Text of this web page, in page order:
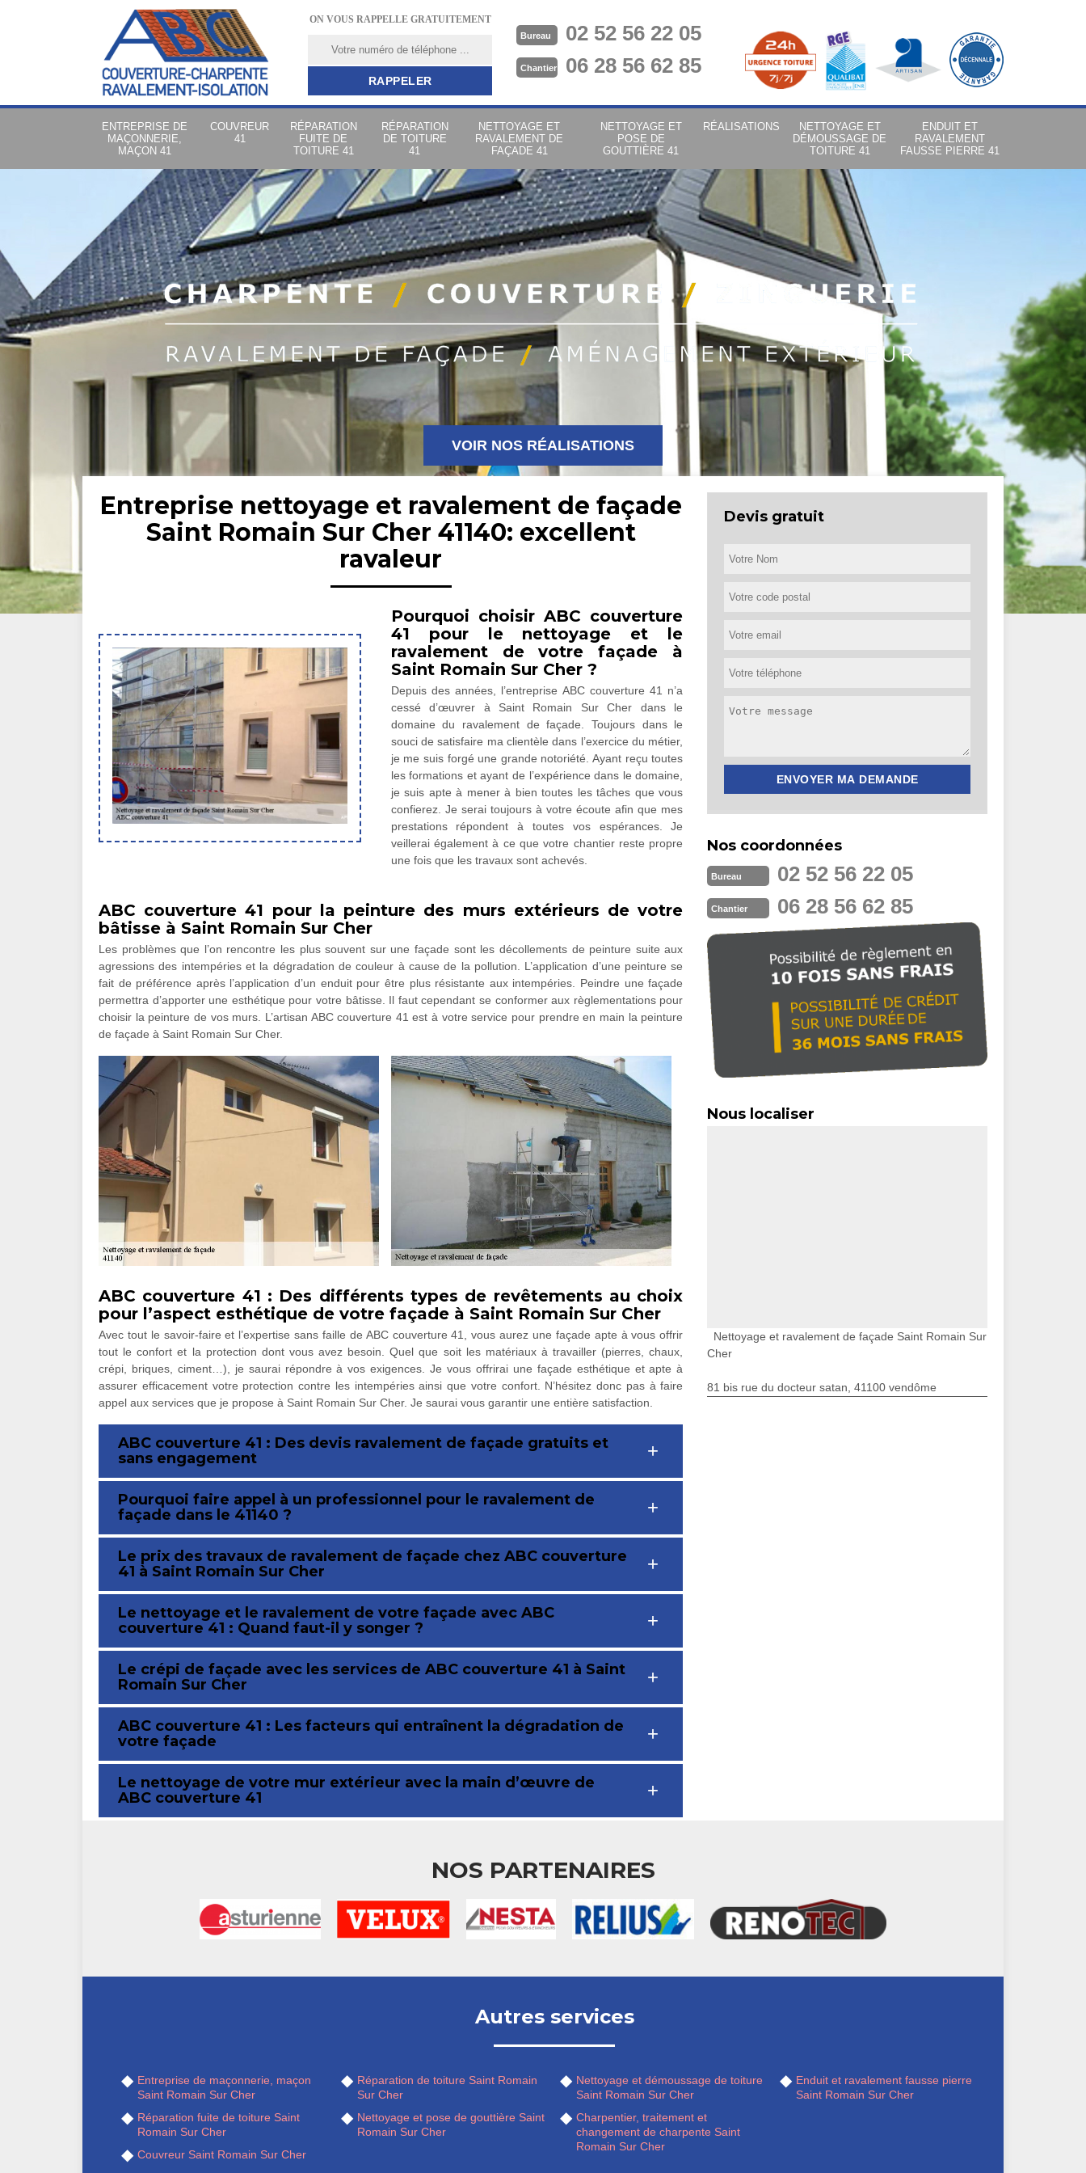
ON VOUS RAPPELLE GRATUITEMENT
Bureau 02 52 56 22 05
Chantier 06 28 56 62 85
ENTREPRISE DE
MAÇONNERIE,
MAÇON 41
COUVREUR
41
RÉPARATION
FUITE DE
TOITURE 41
RÉPARATION
DE TOITURE
41
NETTOYAGE ET
RAVALEMENT DE
FAÇADE 41
NETTOYAGE ET
POSE DE
GOUTTIÈRE 41
RÉALISATIONS
NETTOYAGE ET
DÉMOUSSAGE DE
TOITURE 41
ENDUIT ET
RAVALEMENT
FAUSSE PIERRE 41
VOIR NOS RÉALISATIONS
Entreprise nettoyage et ravalement de façade
Saint Romain Sur Cher 41140: excellent
ravaleur
Pourquoi choisir ABC couverture
41 pour le nettoyage et le
ravalement de votre façade à
Saint Romain Sur Cher ?
Depuis des années, l’entreprise ABC couverture 41 n’a
cessé d’œuvrer à Saint Romain Sur Cher dans le
domaine du ravalement de façade. Toujours dans le
souci de satisfaire ma clientèle dans l’exercice du métier,
je me suis forgé une grande notoriété. Ayant reçu toutes
les formations et ayant de l’expérience dans le domaine,
je suis apte à mener à bien toutes les tâches que vous
confierez. Je serai toujours à votre écoute afin que mes
prestations répondent à toutes vos espérances. Je
veillerai également à ce que votre chantier reste propre
une fois que les travaux sont achevés.
ABC couverture 41 pour la peinture des murs extérieurs de votre
bâtisse à Saint Romain Sur Cher
Les problèmes que l’on rencontre les plus souvent sur une façade sont les décollements de peinture suite aux
agressions des intempéries et la dégradation de couleur à cause de la pollution. L’application d’une peinture se
fait de préférence après l’application d’un enduit pour être plus résistante aux intempéries. Peindre une façade
permettra d’apporter une esthétique pour votre bâtisse. Il faut cependant se conformer aux règlementations pour
choisir la peinture de vos murs. L’artisan ABC couverture 41 est à votre service pour prendre en main la peinture
de façade à Saint Romain Sur Cher.
ABC couverture 41 : Des différents types de revêtements au choix
pour l’aspect esthétique de votre façade à Saint Romain Sur Cher
Avec tout le savoir-faire et l’expertise sans faille de ABC couverture 41, vous aurez une façade apte à vous offrir
tout le confort et la protection dont vous avez besoin. Quel que soit les matériaux à travailler (pierres, chaux,
crépi, briques, ciment…), je saurai répondre à vos exigences. Je vous offrirai une façade esthétique et apte à
assurer efficacement votre protection contre les intempéries ainsi que votre confort. N’hésitez donc pas à faire
appel aux services que je propose à Saint Romain Sur Cher. Je saurai vous garantir une entière satisfaction.
ABC couverture 41 : Des devis ravalement de façade gratuits et
sans engagement
Pourquoi faire appel à un professionnel pour le ravalement de
façade dans le 41140 ?
Le prix des travaux de ravalement de façade chez ABC couverture
41 à Saint Romain Sur Cher
Le nettoyage et le ravalement de votre façade avec ABC
couverture 41 : Quand faut-il y songer ?
Le crépi de façade avec les services de ABC couverture 41 à Saint
Romain Sur Cher
ABC couverture 41 : Les facteurs qui entraînent la dégradation de
votre façade
Le nettoyage de votre mur extérieur avec la main d’œuvre de
ABC couverture 41
Devis gratuit
Nos coordonnées
Bureau 02 52 56 22 05
Chantier 06 28 56 62 85
Nous localiser
Nettoyage et ravalement de façade Saint Romain Sur
Cher
81 bis rue du docteur satan, 41100 vendôme
NOS PARTENAIRES
Autres services
Entreprise de maçonnerie, maçon
Saint Romain Sur Cher
Réparation fuite de toiture Saint
Romain Sur Cher
Couvreur Saint Romain Sur Cher
Réparation de toiture Saint Romain
Sur Cher
Nettoyage et pose de gouttière Saint
Romain Sur Cher
Nettoyage et démoussage de toiture
Saint Romain Sur Cher
Charpentier, traitement et
changement de charpente Saint
Romain Sur Cher
Enduit et ravalement fausse pierre
Saint Romain Sur Cher